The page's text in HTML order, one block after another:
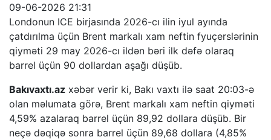
09-06-2026 21:31
Londonun ICE birjasında 2026-cı ilin iyul ayında
çatdırılma üçün Brent markalı xam neftin fyuçerslərinin
qiyməti 29 may 2026-cı ildən bəri ilk dəfə olaraq
barrel üçün 90 dollardan aşağı düşüb.
Bakıvaxtı.az xəbər verir ki, Bakı vaxtı ilə saat 20:03-ə
olan məlumata görə, Brent markalı xam neftin qiyməti
4,59% azalaraq barrel üçün 89,92 dollara düşüb. Bir
neçə dəqiqə sonra barrel üçün 89,68 dollara (4,85%